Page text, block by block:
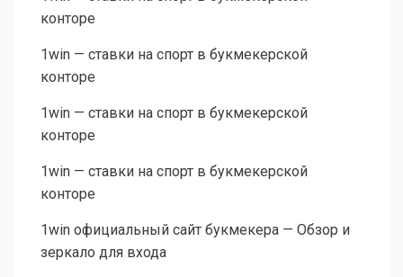
конторе
1win — ставки на спорт в букмекерской
конторе
1win — ставки на спорт в букмекерской
конторе
1win — ставки на спорт в букмекерской
конторе
1win официальный сайт букмекера — Обзор и
зеркало для входа